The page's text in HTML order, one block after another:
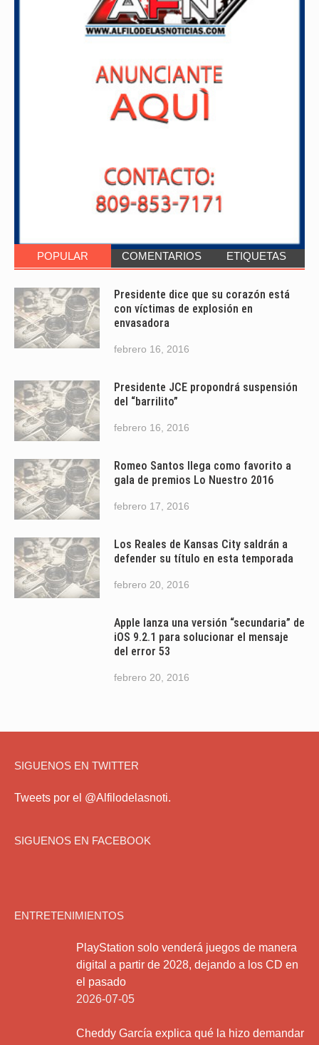
POPULAR COMENTARIOS ETIQUETAS
Presidente dice que su corazón está
con víctimas de explosión en
envasadora
febrero 16, 2016
Presidente JCE propondrá suspensión
del “barrilito”
febrero 16, 2016
Romeo Santos llega como favorito a
gala de premios Lo Nuestro 2016
febrero 17, 2016
Los Reales de Kansas City saldrán a
defender su título en esta temporada
febrero 20, 2016
Apple lanza una versión “secundaria” de
iOS 9.2.1 para solucionar el mensaje
del error 53
febrero 20, 2016
SIGUENOS EN TWITTER
Tweets por el @Alfilodelasnoti.
SIGUENOS EN FACEBOOK
ENTRETENIMIENTOS
PlayStation solo venderá juegos de manera
digital a partir de 2028, dejando a los CD en
el pasado
2026-07-05
Cheddy García explica qué la hizo demandar